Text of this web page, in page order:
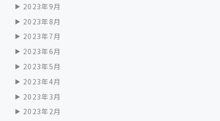
2023年9月
2023年8月
2023年7月
2023年6月
2023年5月
2023年4月
2023年3月
2023年2月